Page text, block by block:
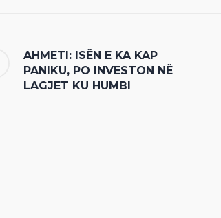
AHMETI: ISËN E KA KAP
PANIKU, PO INVESTON NË
LAGJET KU HUMBI